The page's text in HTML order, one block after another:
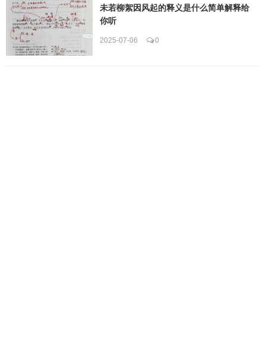
未若柳絮因风起的释义是什么简单解释给
你听
2025-07-06 0